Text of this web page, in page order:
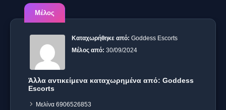
Μέλος
Καταχωρήθηκε από: Goddess Escorts
Μέλος από: 30/09/2024
Άλλα αντικείμενα καταχωρημένα από: Goddess
Escorts
Μελίνα 6906526853